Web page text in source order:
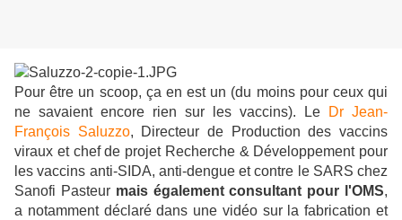
Pour être un scoop, ça en est un (du moins pour ceux qui
ne savaient encore rien sur les vaccins). Le
Dr Jean-
François Saluzzo, Directeur de Production des vaccins
viraux et chef de projet Recherche & Développement pour
les vaccins anti-SIDA, anti-dengue et contre le SARS chez
Sanofi Pasteur mais également consultant pour l'OMS,
a notamment déclaré dans une vidéo sur la fabrication et